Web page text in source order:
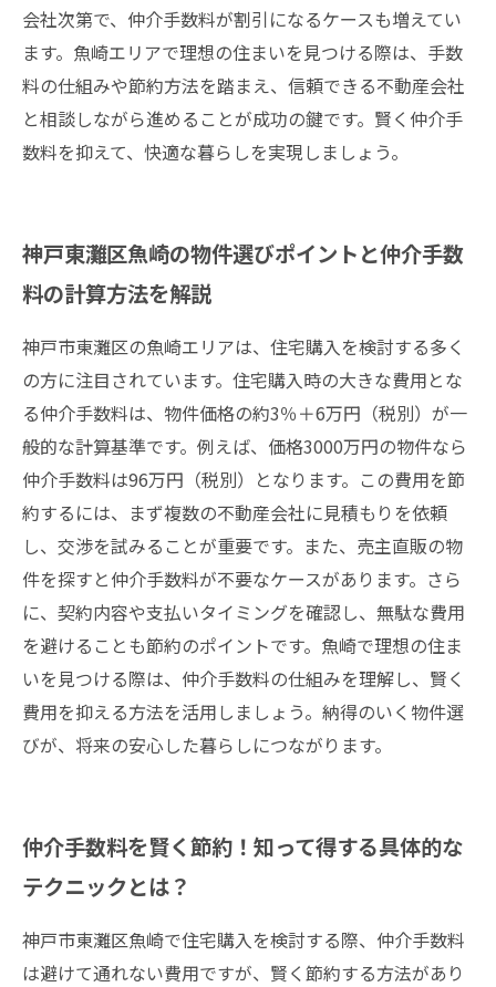
会社次第で、仲介手数料が割引になるケースも増えてい
ます。魚崎エリアで理想の住まいを見つける際は、手数
料の仕組みや節約方法を踏まえ、信頼できる不動産会社
と相談しながら進めることが成功の鍵です。賢く仲介手
数料を抑えて、快適な暮らしを実現しましょう。
神戸東灘区魚崎の物件選びポイントと仲介手数
料の計算方法を解説
神戸市東灘区の魚崎エリアは、住宅購入を検討する多く
の方に注目されています。住宅購入時の大きな費用とな
る仲介手数料は、物件価格の約3％＋6万円（税別）が一
般的な計算基準です。例えば、価格3000万円の物件なら
仲介手数料は96万円（税別）となります。この費用を節
約するには、まず複数の不動産会社に見積もりを依頼
し、交渉を試みることが重要です。また、売主直販の物
件を探すと仲介手数料が不要なケースがあります。さら
に、契約内容や支払いタイミングを確認し、無駄な費用
を避けることも節約のポイントです。魚崎で理想の住ま
いを見つける際は、仲介手数料の仕組みを理解し、賢く
費用を抑える方法を活用しましょう。納得のいく物件選
びが、将来の安心した暮らしにつながります。
仲介手数料を賢く節約！知って得する具体的な
テクニックとは？
神戸市東灘区魚崎で住宅購入を検討する際、仲介手数料
は避けて通れない費用ですが、賢く節約する方法があり